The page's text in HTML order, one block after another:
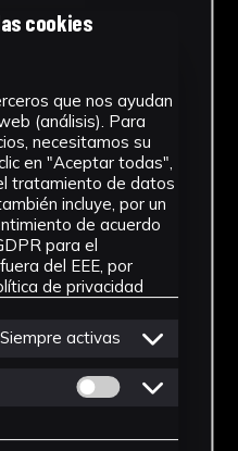
cookies
que nos ayudan
(análisis). Para
necesitamos su
en "Aceptar todas",
tratamiento de datos
incluye, por un
de acuerdo
para el
del EEE, por
de privacidad
Siempre activas
Permitir cookies